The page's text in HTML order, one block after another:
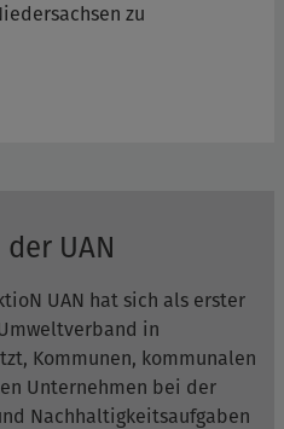
zu
UAN
UAN hat sich als erster
in
Kommunen, kommunalen
Unternehmen bei der
Nachhaltigkeitsaufgaben